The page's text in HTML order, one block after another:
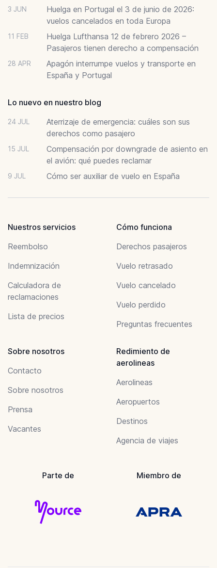
3 JUN
Huelga en Portugal el 3 de junio de 2026:
vuelos cancelados en toda Europa
11 FEB
Huelga Lufthansa 12 de febrero 2026 –
Pasajeros tienen derecho a compensación
28 APR
Apagón interrumpe vuelos y transporte en
España y Portugal
Lo nuevo en nuestro blog
24 JUL
Aterrizaje de emergencia: cuáles son sus
derechos como pasajero
15 JUL
Compensación por downgrade de asiento en
el avión: qué puedes reclamar
9 JUL Cómo ser auxiliar de vuelo en España
Nuestros servicios
Reembolso
Indemnización
Calculadora de
reclamaciones
Lista de precios
Cómo funciona
Derechos pasajeros
Vuelo retrasado
Vuelo cancelado
Vuelo perdido
Preguntas frecuentes
Sobre nosotros
Contacto
Sobre nosotros
Prensa
Vacantes
Redimiento de
aerolineas
Aerolineas
Aeropuertos
Destinos
Agencia de viajes
Parte de Miembro de